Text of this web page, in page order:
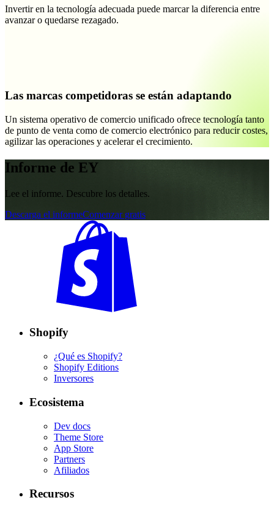
Invertir en la tecnología adecuada puede marcar la diferencia entre
avanzar o quedarse rezagado.
Las marcas competidoras se están adaptando
Un sistema operativo de comercio unificado ofrece tecnología tanto
de punto de venta como de comercio electrónico para reducir costes,
agilizar las operaciones y acelerar el crecimiento.
Informe de EY
Lee el informe. Descubre los detalles.
Descarga el informeComenzar gratis
Shopify
¿Qué es Shopify?
Shopify Editions
Inversores
Ecosistema
Dev docs
Theme Store
App Store
Partners
Afiliados
Recursos